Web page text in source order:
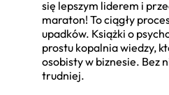
się lepszym liderem i
maraton! To ciągły
upadków. Książki o
prostu kopalnia wiedzy,
osobisty w biznesie. Bez
trudniej.